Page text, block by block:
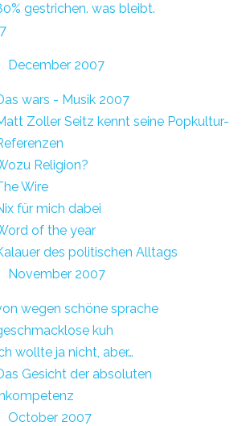
gestrichen. was bleibt.
December 2007
wars - Musik 2007
Zoller Seitz kennt seine Popkultur-
Religion?
Wire
für mich dabei
of the year
des politischen Alltags
November 2007
wegen schöne sprache
kuh
wollte ja nicht, aber…
Gesicht der absoluten
October 2007